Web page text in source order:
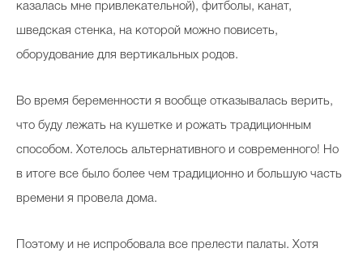
казалась мне привлекательной), фитболы, канат,
шведская стенка, на которой можно повисеть,
оборудование для вертикальных родов.
Во время беременности я вообще отказывалась верить,
что буду лежать на кушетке и рожать традиционным
способом. Хотелось альтернативного и современного! Но
в итоге все было более чем традиционно и большую часть
времени я провела дома.
Поэтому и не испробовала все прелести палаты. Хотя